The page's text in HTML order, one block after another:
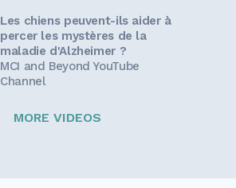
Les chiens peuvent-ils aider à
percer les mystères de la
maladie d'Alzheimer ?
MCI and Beyond YouTube
Channel
MORE VIDEOS